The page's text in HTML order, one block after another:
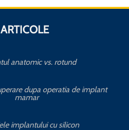
ARTICOLE
anatomic vs. rotund
dupa operatia de implant
mamar
implantului cu silicon